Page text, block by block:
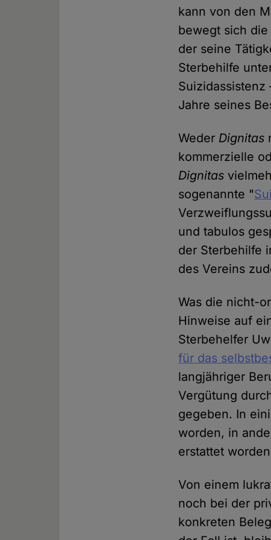
kann von den
bewegt sich
der seine
Sterbehilfe
Suizidassistenz
Jahre seines
Weder Dignitas
kommerzielle
Dignitas
sogenannte "
und tabulos
der Sterbehilfe
des Vereins
Was die nicht-
Hinweise auf
Sterbehelfer
für das
langjähriger
Vergütung
gegeben. In
worden, in
erstattet
Von einem
noch bei der
konkreten